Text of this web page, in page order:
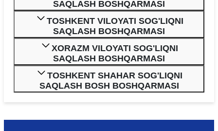
SAQLASH BOSHQARMASI
TOSHKENT VILOYATI SOG'LIQNI
SAQLASH BOSHQARMASI
XORAZM VILOYATI SOG'LIQNI
SAQLASH BOSHQARMASI
TOSHKENT SHAHAR SOG'LIQNI
SAQLASH BOSH BOSHQARMASI